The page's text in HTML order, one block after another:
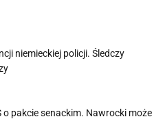
niemieckiej policji. Śledczy
pakcie senackim. Nawrocki może